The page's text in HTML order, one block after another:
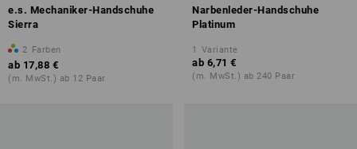
e.s. Mechaniker-Handschuhe
Sierra
2 Farben
ab 17,88 €
(m. MwSt.) ab 12 Paar
Narbenleder-Handschuhe
Platinum
1 Variante
ab 6,71 €
(m. MwSt.) ab 240 Paar